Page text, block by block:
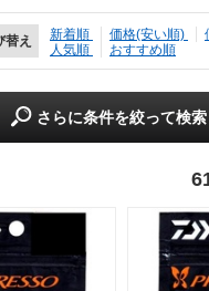
替え 新着順 価格(安い順)
人気順
おすすめ順
さらに条件を絞って検索